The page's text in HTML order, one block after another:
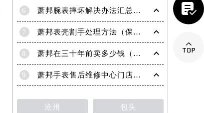
6 萧邦腕表摔坏解决办法汇总（专业修复与日常保养技巧）
7 萧邦表壳割手处理方法（保养与修复技巧指南）
8 萧邦在三十年前卖多少钱（名表价格变迁的历史洞察）
9 萧邦手表售后维修中心门店地址
沧州 包头

